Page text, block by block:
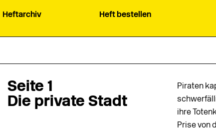
Heftarchiv Heft bestellen
Seite 1
Die private Stadt
Piraten
ihre
Prise von